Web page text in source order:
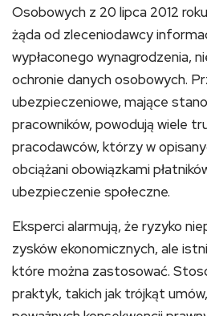
Osobowych z 20 lipca 2012
żąda od zleceniodawcy
wypłaconego wynagrodzenia,
ochronie danych osobowych.
ubezpieczeniowe, mające
pracowników, powodują wiele
pracodawców, którzy w
obciążani obowiązkami
ubezpieczenie społeczne.
Eksperci alarmują, że ryzyko
zysków ekonomicznych, ale
które można zastosować.
praktyk, takich jak trójkąt